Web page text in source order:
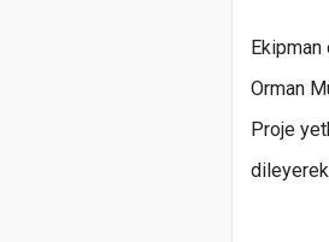
Ekipman
Orman
Proje
dileyerek